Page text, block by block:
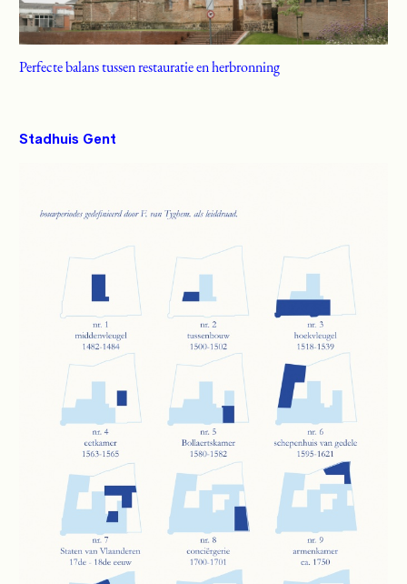
Perfecte balans tussen restauratie en herbronning
Stadhuis Gent